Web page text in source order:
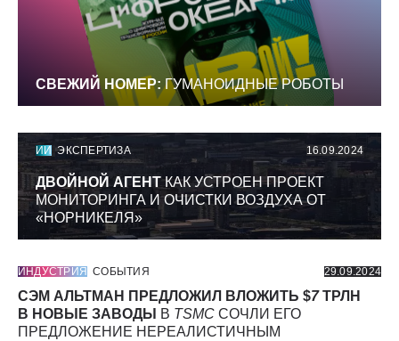
СВЕЖИЙ НОМЕР: ГУМАНОИДНЫЕ РОБОТЫ
ИИ ЭКСПЕРТИЗА 16.09.2024
ДВОЙНОЙ АГЕНТКАК УСТРОЕН ПРОЕКТ
МОНИТОРИНГА И ОЧИСТКИ ВОЗДУХА ОТ
«НОРНИКЕЛЯ»
ИНДУСТРИЯ СОБЫТИЯ 29.09.2024
СЭМ АЛЬТМАН ПРЕДЛОЖИЛ ВЛОЖИТЬ $7ТРЛН
В НОВЫЕ ЗАВОДЫ
В TSMC СОЧЛИ ЕГО
ПРЕДЛОЖЕНИЕ НЕРЕАЛИСТИЧНЫМ